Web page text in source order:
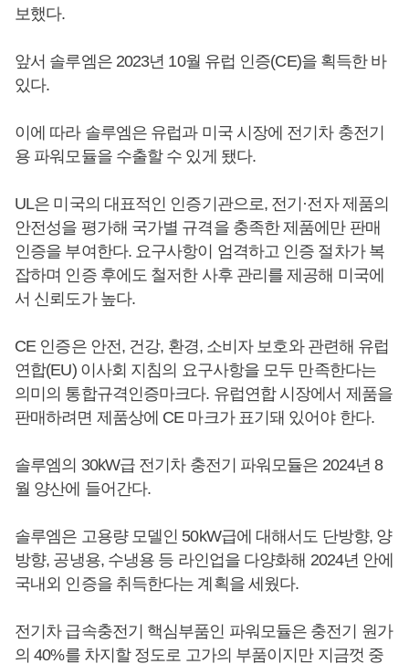
보했다.
앞서 솔루엠은 2023년 10월 유럽 인증(CE)을 획득한 바
있다.
이에 따라 솔루엠은 유럽과 미국 시장에 전기차 충전기
용 파워모듈을 수출할 수 있게 됐다.
UL은 미국의 대표적인 인증기관으로, 전기·전자 제품의
안전성을 평가해 국가별 규격을 충족한 제품에만 판매
인증을 부여한다. 요구사항이 엄격하고 인증 절차가 복
잡하며 인증 후에도 철저한 사후 관리를 제공해 미국에
서 신뢰도가 높다.
CE 인증은 안전, 건강, 환경, 소비자 보호와 관련해 유럽
연합(EU) 이사회 지침의 요구사항을 모두 만족한다는
의미의 통합규격인증마크다. 유럽연합 시장에서 제품을
판매하려면 제품상에 CE 마크가 표기돼 있어야 한다.
솔루엠의 30kW급 전기차 충전기 파워모듈은 2024년 8
월 양산에 들어간다.
솔루엠은 고용량 모델인 50kW급에 대해서도 단방향, 양
방향, 공냉용, 수냉용 등 라인업을 다양화해 2024년 안에
국내외 인증을 취득한다는 계획을 세웠다.
전기차 급속충전기 핵심부품인 파워모듈은 충전기 원가
의 40%를 차지할 정도로 고가의 부품이지만 지금껏 중